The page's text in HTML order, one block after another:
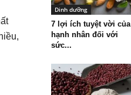
Dinh dưỡng
7 lợi ích tuyệt vời của
hạnh nhân đối với
sức...